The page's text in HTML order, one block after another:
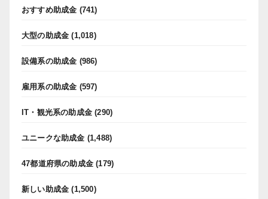
おすすめ助成金 (741)
大型の助成金 (1,018)
設備系の助成金 (986)
雇用系の助成金 (597)
IT・観光系の助成金 (290)
ユニークな助成金 (1,488)
47都道府県の助成金 (179)
新しい助成金 (1,500)